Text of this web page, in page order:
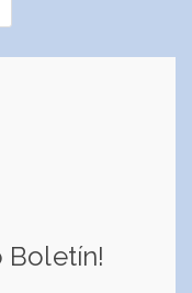
Boletín!